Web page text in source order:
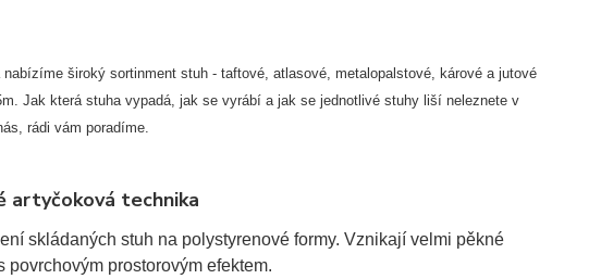
široký sortinment stuh - taftové, atlasové, metalopalstové, kárové a jutové
Jak která stuha vypadá, jak se vyrábí a jak se jednotlivé stuhy liší neleznete v
rádi vám poradíme.
artyčoková technika
skládaných stuh na polystyrenové formy. Vznikají velmi pěkné
povrchovým prostorovým efektem.